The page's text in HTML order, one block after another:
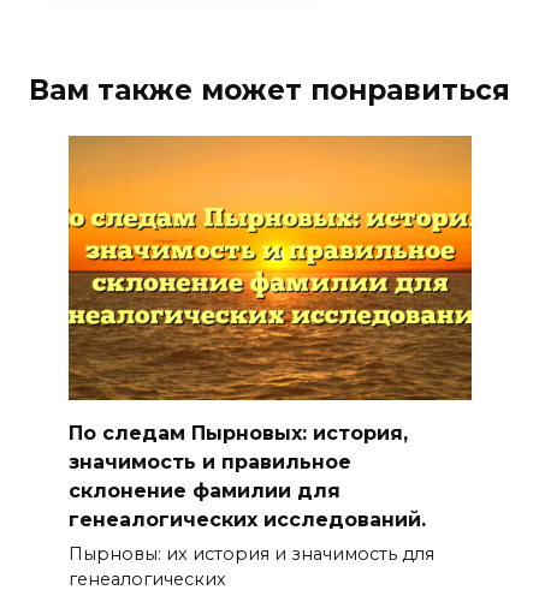
Вам также может понравиться
По следам Пырновых: история,
значимость и правильное
склонение фамилии для
генеалогических исследований.
Пырновы: их история и значимость для
генеалогических